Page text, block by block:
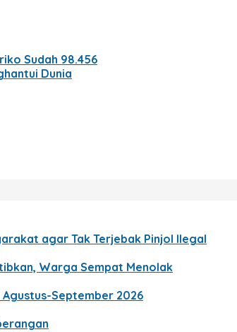
Sudah 98.456
Dunia
agar Tak Terjebak Pinjol Ilegal
Warga Sempat Menolak
Agustus-September 2026